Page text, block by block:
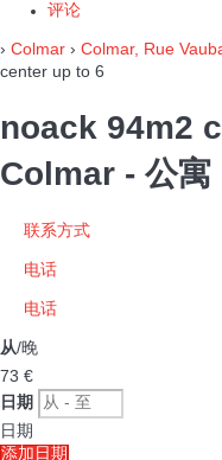
评论
› Colmar › Colmar, Rue
center up to 6
noack 94m2
Colmar - 公寓
联系方式
电话
电话
从/晚
73 €
日期
日期
添加日期